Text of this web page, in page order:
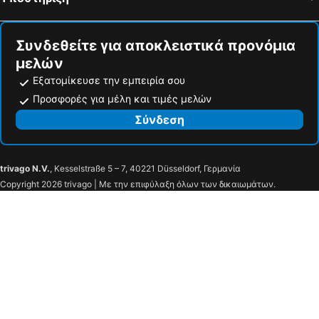
Συνδεθείτε για αποκλειστικά προνόμια
μελών
Εξατομίκευσε την εμπειρία σου
Προσφορές για μέλη και τιμές μελών
Σύνδεση
trivago N.V., Kesselstraße 5 – 7, 40221 Düsseldorf, Γερμανία
Copyright 2026 trivago | Με την επιφύλαξη όλων των δικαιωμάτων.